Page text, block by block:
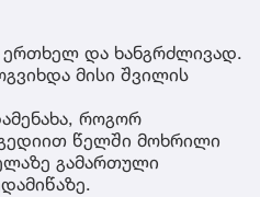
ერთხელ და ხანგრძლივად.
მისი შვილის
როგორ
წელში მოხრილი
გამართული